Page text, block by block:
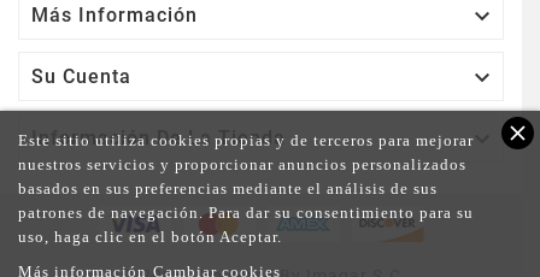
Más Información 
Su Cuenta 
Información De La Tienda  close
Este sitio utiliza cookies propias y de terceros para mejorar
nuestros servicios y proporcionar anuncios personalizados
basados en sus preferencias mediante el análisis de sus
patrones de navegación. Para dar su consentimiento para su
uso, haga clic en el botón Aceptar.
Más información Cambiar cookies